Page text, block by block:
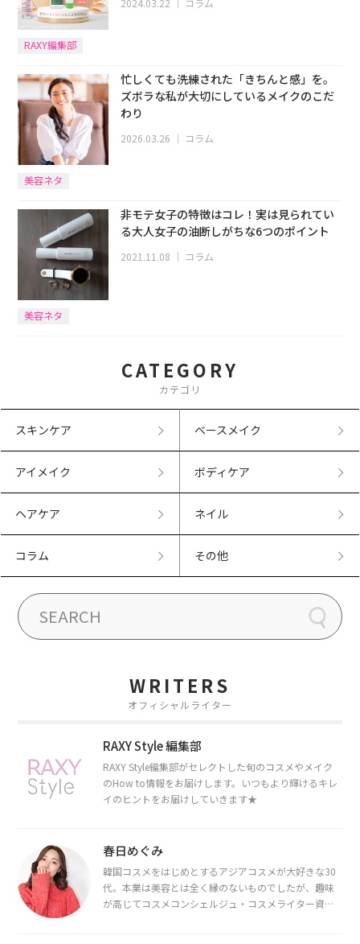
2024.03.22 コラム
RAXY編集部
忙しくても洗練された「きちんと感」を。
ズボラな私が大切にしているメイクのこだ
わり
2026.03.26 ｜ コラム
美容ネタ
非モテ女子の特徴はコレ！実は見られてい
る大人女子の油断しがちな6つのポイント
2021.11.08 ｜ コラム
美容ネタ
CATEGORY
カテゴリ
スキンケア ベースメイク
アイメイク ボディケア
ヘアケア ネイル
コラム その他
WRITERS
オフィシャルライター
RAXY Style 編集部
RAXY Style編集部がセレクトした旬のコスメやメイク
のHow to情報をお届けします。いつもより輝けるキレ
イのヒントをお届けしていきます★
春日めぐみ
韓国コスメをはじめとするアジアコスメが大好きな30
代。本業は美容とは全く縁のないものでしたが、趣味
が高じてコスメコンシェルジュ・コスメライター資格